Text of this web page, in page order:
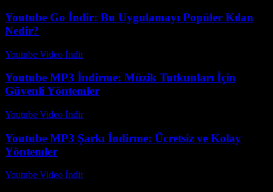
Youtube Go İndir: Bu Uygulamayı Popüler Kılan
Nedir?
Youtube Video İndir-
Youtube MP3 İndirme: Müzik Tutkunları İçin
Güvenli Yöntemler
Youtube Video İndir-
Youtube MP3 Şarkı İndirme: Ücretsiz ve Kolay
Yöntemler
Youtube Video İndir-